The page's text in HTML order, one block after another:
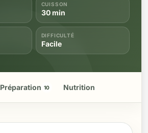
CUISSON
30 min
DIFFICULTÉ
Facile
Préparation 10 Nutrition